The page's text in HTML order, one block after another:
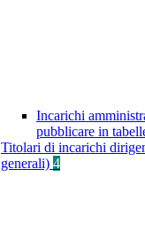
Incarichi
pubblicare in
Titolari di incarichi
generali) 4